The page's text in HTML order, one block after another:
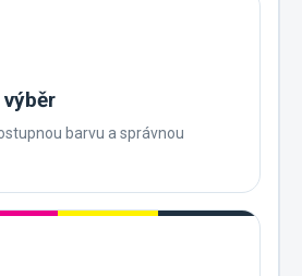
barvu a správnou